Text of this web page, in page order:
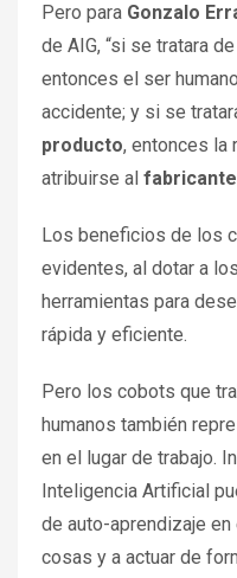
Pero para Gonzalo
de AIG, “si se tratara
entonces el ser
accidente; y si se
producto, entonces la
atribuirse al fabricante
Los beneficios de los
evidentes, al dotar a
herramientas para
rápida y eficiente.
Pero los cobots que
humanos también
en el lugar de trabajo.
Inteligencia Artificial
de auto-aprendizaje en
cosas y a actuar de